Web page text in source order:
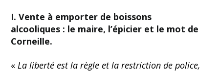
I. Vente à emporter de boissons
alcooliques : le maire, l’épicier et le mot de
Corneille.
«La liberté est la règle et la restriction de police,